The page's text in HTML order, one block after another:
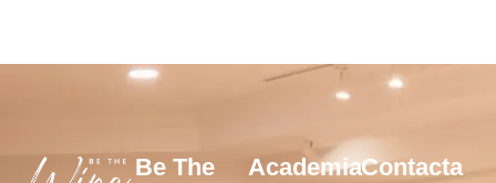
Be The
AcademiaContacta